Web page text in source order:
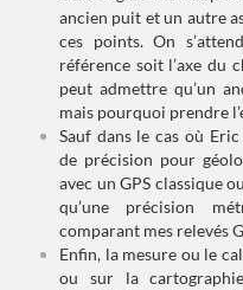
ancien puit et un autre
ces points. On
référence soit l’axe du
peut admettre qu’un
mais pourquoi prendre
Sauf dans le cas où
de précision pour
avec un GPS classique
qu’une précision
comparant mes relevés
Enfin, la mesure ou le
ou sur la